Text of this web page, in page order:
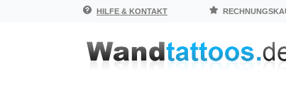
HILFE & KONTAKT